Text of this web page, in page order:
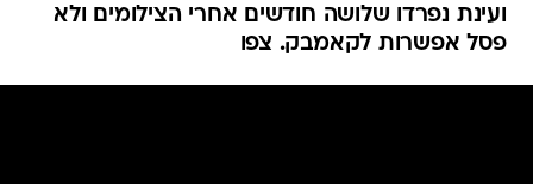
ועינת נפרדו שלושה חודשים אחרי הצילומים ולא
פסל אפשרות לקאמבק. צפו